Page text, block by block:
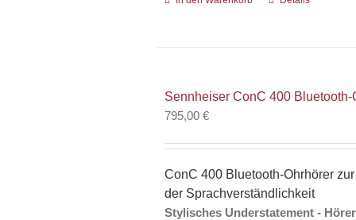
Sennheiser ConC 400 Bluetooth-
795,00 €
ConC 400 Bluetooth-Ohrhörer
der Sprachverständlichkeit
Stylisches Understatement -